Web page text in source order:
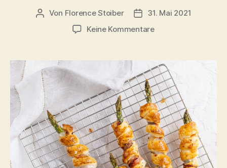
Beitragsautor
Von Florence Stoiber Veröffentlichungsdatum
31. Mai 2021
Keine Kommentarezu
Blätterteig